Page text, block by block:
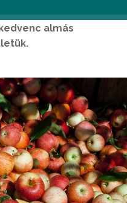
a lakosságot,
almás